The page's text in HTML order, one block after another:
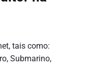
tais como:
Submarino,